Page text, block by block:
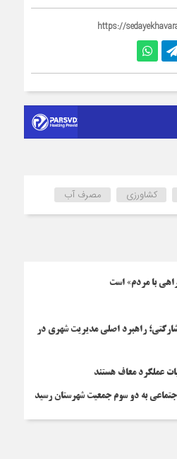
https://
کشاورزی مصرف آب
با مردم» است
راهبرد اصلی مدیریت شهری در
به دو سوم جمعیت شهرستان رسید